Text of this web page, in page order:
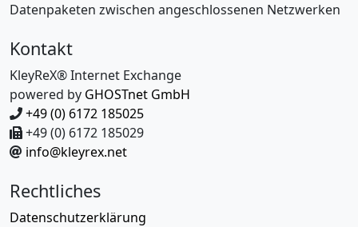
Datenpaketen zwischen angeschlossenen Netzwerken
Kontakt
KleyReX® Internet Exchange
powered by GHOSTnet GmbH
+49 (0) 6172 185025
+49 (0) 6172 185029
info@kleyrex.net
Rechtliches
Datenschutzerklärung